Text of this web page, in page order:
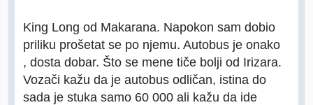
King Long od Makarana. Napokon sam dobio
priliku prošetat se po njemu. Autobus je onako
, dosta dobar. Što se mene tiče bolji od Irizara.
Vozači kažu da je autobus odličan, istina do
sada je stuka samo 60 000 ali kažu da ide